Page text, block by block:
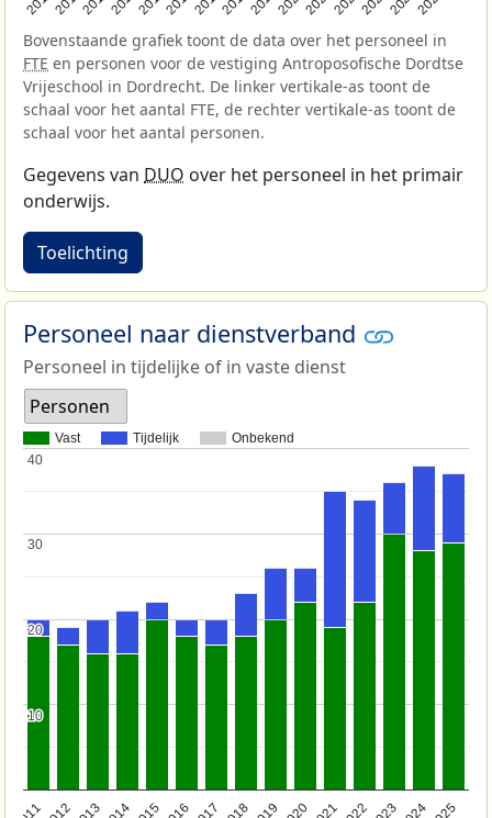
Bovenstaande grafiek toont de data over het personeel in
FTE en personen voor de vestiging Antroposofische Dordtse
Vrijeschool in Dordrecht. De linker vertikale-as toont de
schaal voor het aantal FTE, de rechter vertikale-as toont de
schaal voor het aantal personen.
Gegevens van DUO over het personeel in het primair
onderwijs.
Toelichting
Personeel naar dienstverband
Personeel in tijdelijke of in vaste dienst
Personen
Vast Tijdelijk Onbekend
10
10
20
20
30
30
40
40